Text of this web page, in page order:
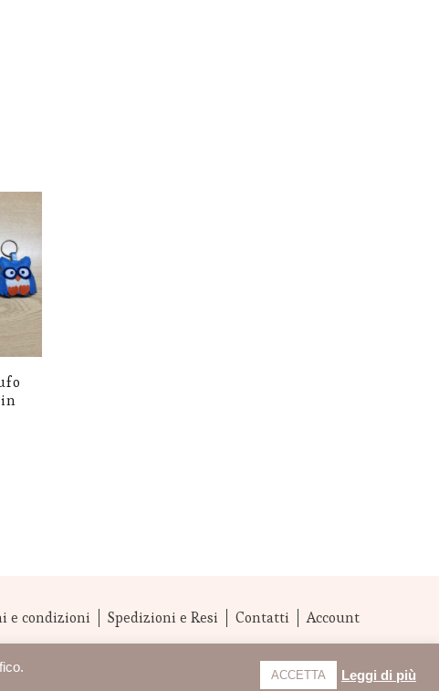
e condizioni Spedizioni e Resi Contatti Account
ACCETTA Leggi di più